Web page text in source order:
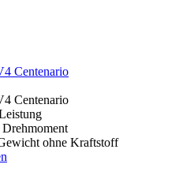
Centenario
Centenario
Drehmoment
ohne Kraftstoff